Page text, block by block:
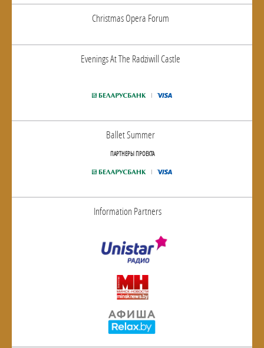
Christmas Opera Forum
Evenings At The Radziwill Castle
Ballet Summer
ПАРТНЕРЫ ПРОЕКТА
Information Partners